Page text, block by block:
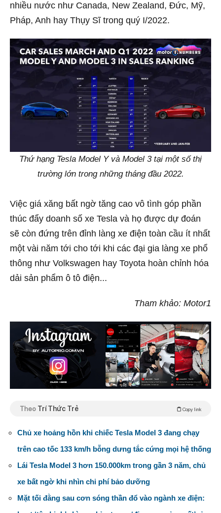
nhiều nước như Canada, New Zealand, Đức, Mỹ,
Pháp, Anh hay Thụy Sĩ trong quý I/2022.
Thứ hạng Tesla Model Y và Model 3 tại một số thị
trường lớn trong những tháng đầu 2022.
Việc giá xăng bất ngờ tăng cao vô tình góp phần
thúc đẩy doanh số xe Tesla và họ được dự đoán
sẽ còn đứng trên đỉnh làng xe điện toàn cầu ít nhất
một vài năm tới cho tới khi các đại gia làng xe phổ
thông như Volkswagen hay Toyota hoàn chỉnh hóa
dải sản phẩm ô tô điện...
Tham khảo: Motor1
Theo Trí Thức Trẻ Copy link
Chủ xe hoảng hồn khi chiếc Tesla Model 3 đang chạy
trên cao tốc 133 km/h bỗng dưng tắc cứng mọi hệ thống
Lái Tesla Model 3 hơn 150.000km trong gần 3 năm, chủ
xe bất ngờ khi nhìn chi phí bảo dưỡng
Mặt tối đằng sau cơn sóng thần đổ vào ngành xe điện: